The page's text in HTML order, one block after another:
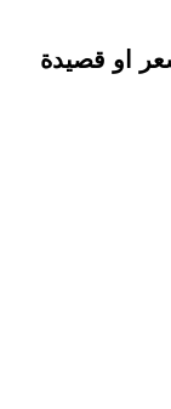
او قصيدة